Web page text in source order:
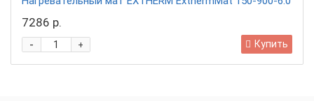
7286 р.
+
- Купить